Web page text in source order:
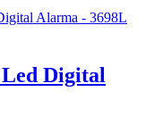
Digital